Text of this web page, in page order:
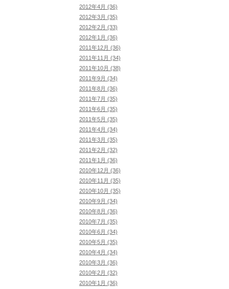
2012年4月 (36)
2012年3月 (35)
2012年2月 (33)
2012年1月 (36)
2011年12月 (36)
2011年11月 (34)
2011年10月 (38)
2011年9月 (34)
2011年8月 (36)
2011年7月 (35)
2011年6月 (35)
2011年5月 (35)
2011年4月 (34)
2011年3月 (35)
2011年2月 (32)
2011年1月 (36)
2010年12月 (36)
2010年11月 (35)
2010年10月 (35)
2010年9月 (34)
2010年8月 (36)
2010年7月 (35)
2010年6月 (34)
2010年5月 (35)
2010年4月 (34)
2010年3月 (36)
2010年2月 (32)
2010年1月 (36)